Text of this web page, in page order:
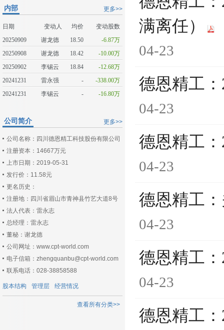
更多>>
内部
日期 变动人 均价
变动股数
20250909
谢龙德 18.50
-6.87万
20250908
谢龙德 18.42
-10.00万
20250902
李锡云 18.84
-12.68万
20241231
雷永强 -
-338.00万
20241231
李锡云 - -16.80万
更多>>
公司简介
公司名称：四川德恩精工科技股份有限公司
注册资本：14667万元
上市日期：2019-05-31
发行价：11.58元
更名历史：
注册地：四川省眉山市青神县竹艺大道8号
法人代表：雷永志
总经理：雷永志
董秘：谢龙德
公司网址：www.cpt-world.com
电子信箱：zhengquanbu@cpt-world.com
联系电话：028-38858588
股本结构 管理层 经营情况
查看所有分类>>
满离任）
04-23
德恩精工
04-23
德恩精工
04-23
德恩精工
04-23
德恩精工
04-23
德恩精工